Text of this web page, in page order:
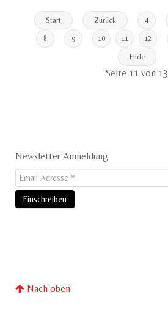
Start Zurück 4
8 9 10 11 12
Ende
Seite 11 von 13
Newsletter Anmeldung
Nach oben